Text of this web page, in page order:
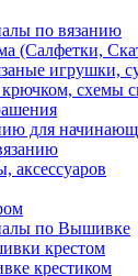
по вязанию
(Салфетки,
игрушки,
схемы
для
аксессуаров
по Вышивке
крестом
крестиком